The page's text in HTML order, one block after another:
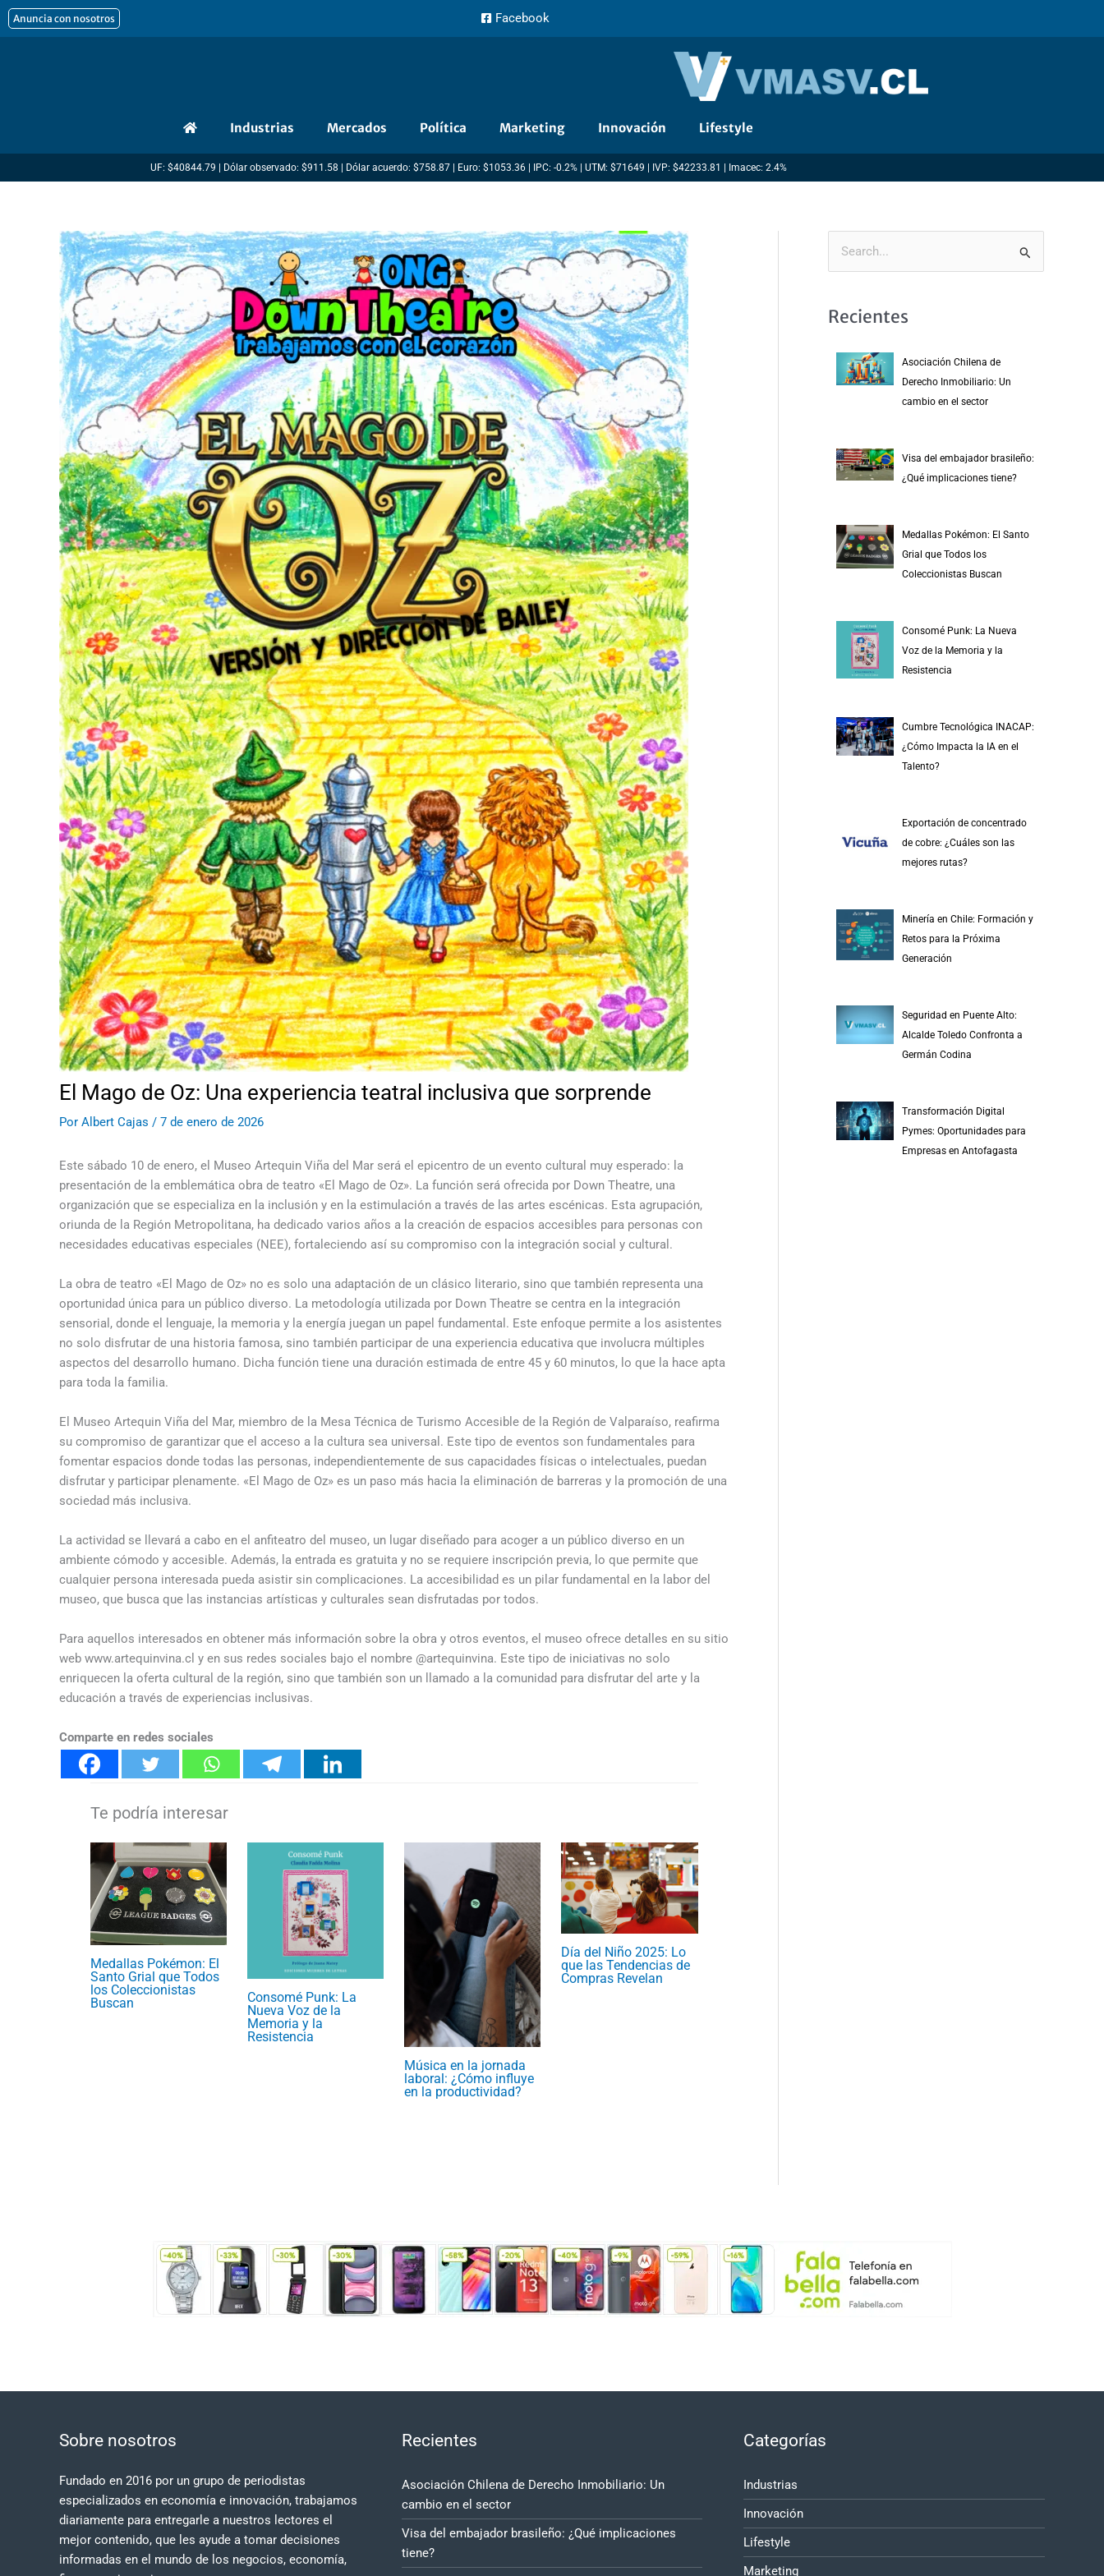
al
Anuncia con nosotros Facebook
Industrias Mercados Política Marketing Innovación Lifestyle
UF: $40844.79 | Dólar observado: $911.58 | Dólar acuerdo: $758.87 | Euro: $1053.36 | IPC: -0.2% | UTM: $71649 | IVP: $42233.81 | Imacec: 2.4%
El Mago de Oz: Una experiencia teatral inclusiva que sorprende
Por Albert Cajas / 7 de enero de 2026
Este sábado 10 de enero, el Museo Artequin Viña del Mar será el epicentro de un evento cultural muy esperado: la
presentación de la emblemática obra de teatro «El Mago de Oz». La función será ofrecida por Down Theatre, una
organización que se especializa en la inclusión y en la estimulación a través de las artes escénicas. Esta agrupación,
oriunda de la Región Metropolitana, ha dedicado varios años a la creación de espacios accesibles para personas con
necesidades educativas especiales (NEE), fortaleciendo así su compromiso con la integración social y cultural.
La obra de teatro «El Mago de Oz» no es solo una adaptación de un clásico literario, sino que también representa una
oportunidad única para un público diverso. La metodología utilizada por Down Theatre se centra en la integración
sensorial, donde el lenguaje, la memoria y la energía juegan un papel fundamental. Este enfoque permite a los asistentes
no solo disfrutar de una historia famosa, sino también participar de una experiencia educativa que involucra múltiples
aspectos del desarrollo humano. Dicha función tiene una duración estimada de entre 45 y 60 minutos, lo que la hace apta
para toda la familia.
El Museo Artequin Viña del Mar, miembro de la Mesa Técnica de Turismo Accesible de la Región de Valparaíso, reafirma
su compromiso de garantizar que el acceso a la cultura sea universal. Este tipo de eventos son fundamentales para
fomentar espacios donde todas las personas, independientemente de sus capacidades físicas o intelectuales, puedan
disfrutar y participar plenamente. «El Mago de Oz» es un paso más hacia la eliminación de barreras y la promoción de una
sociedad más inclusiva.
La actividad se llevará a cabo en el anfiteatro del museo, un lugar diseñado para acoger a un público diverso en un
ambiente cómodo y accesible. Además, la entrada es gratuita y no se requiere inscripción previa, lo que permite que
cualquier persona interesada pueda asistir sin complicaciones. La accesibilidad es un pilar fundamental en la labor del
museo, que busca que las instancias artísticas y culturales sean disfrutadas por todos.
Para aquellos interesados en obtener más información sobre la obra y otros eventos, el museo ofrece detalles en su sitio
web www.artequinvina.cl y en sus redes sociales bajo el nombre @artequinvina. Este tipo de iniciativas no solo
enriquecen la oferta cultural de la región, sino que también son un llamado a la comunidad para disfrutar del arte y la
educación a través de experiencias inclusivas.
Comparte en redes sociales
Medallas Pokémon: El
Santo Grial que Todos
los Coleccionistas
Buscan
Consomé Punk: La
Nueva Voz de la
Memoria y la
Resistencia
Música en la jornada
laboral: ¿Cómo influye
en la productividad?
Día del Niño 2025: Lo
que las Tendencias de
Compras Revelan
Recientes
Asociación Chilena de
Derecho Inmobiliario: Un
cambio en el sector
Visa del embajador brasileño:
¿Qué implicaciones tiene?
Medallas Pokémon: El Santo
Grial que Todos los
Coleccionistas Buscan
Consomé Punk: La Nueva
Voz de la Memoria y la
Resistencia
Cumbre Tecnológica INACAP:
¿Cómo Impacta la IA en el
Talento?
Exportación de concentrado
de cobre: ¿Cuáles son las
mejores rutas?
Minería en Chile: Formación y
Retos para la Próxima
Generación
Seguridad en Puente Alto:
Alcalde Toledo Confronta a
Germán Codina
Transformación Digital
Pymes: Oportunidades para
Empresas en Antofagasta
Sobre nosotros
Fundado en 2016 por un grupo de periodistas
especializados en economía e innovación, trabajamos
diariamente para entregarle a nuestros lectores el
mejor contenido, que les ayude a tomar decisiones
informadas en el mundo de los negocios, economía,
Recientes
Asociación Chilena de Derecho Inmobiliario: Un
cambio en el sector
Visa del embajador brasileño: ¿Qué implicaciones
tiene?
Categorías
Industrias
Innovación
Lifestyle
Marketing